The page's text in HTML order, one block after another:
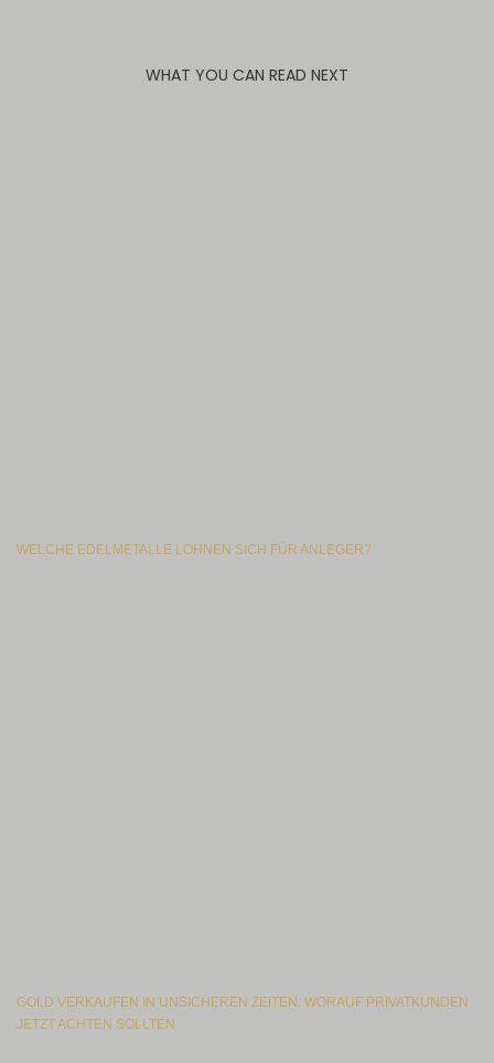
WHAT YOU CAN READ NEXT
WELCHE EDELMETALLE LOHNEN SICH FÜR ANLEGER?
GOLD VERKAUFEN IN UNSICHEREN ZEITEN: WORAUF PRIVATKUNDEN
JETZT ACHTEN SOLLTEN